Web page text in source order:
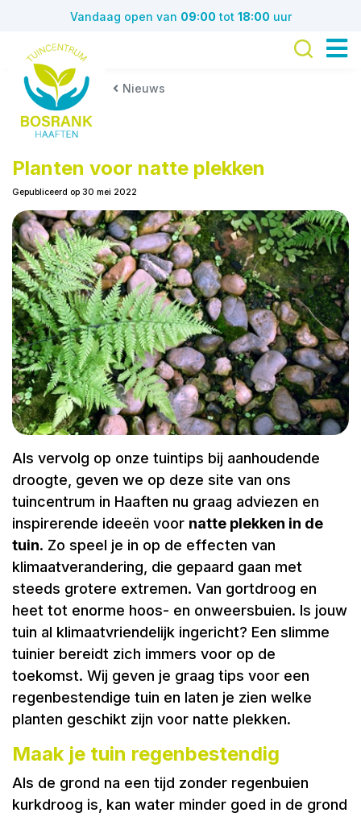
Nieuws
Vandaag open van 09:00 tot 18:00 uur
Planten voor natte plekken
Gepubliceerd op 30 mei 2022
Als vervolg op onze tuintips bij aanhoudende
droogte, geven we op deze site van ons
tuincentrum in Haaften nu graag adviezen en
inspirerende ideeën voor natte plekken in de
tuin. Zo speel je in op de effecten van
klimaatverandering, die gepaard gaan met
steeds grotere extremen. Van gortdroog en
heet tot enorme hoos- en onweersbuien. Is jouw
tuin al klimaatvriendelijk ingericht? Een slimme
tuinier bereidt zich immers voor op de
toekomst. Wij geven je graag tips voor een
regenbestendige tuin en laten je zien welke
planten geschikt zijn voor natte plekken.
Maak je tuin regenbestendig
Als de grond na een tijd zonder regenbuien
kurkdroog is, kan water minder goed in de grond